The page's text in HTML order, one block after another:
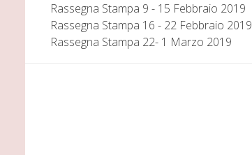
Rassegna Stampa 9 - 15 Febbraio 2019
Rassegna Stampa 16 - 22 Febbraio 2019
Rassegna Stampa 22- 1 Marzo 2019